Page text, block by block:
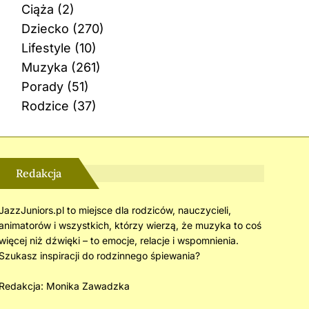
Ciąża (2)
Dziecko (270)
Lifestyle (10)
Muzyka (261)
Porady(51)
Rodzice (37)
Redakcja
to miejsce dla rodziców, nauczycieli,
i wszystkich, którzy wierzą, że muzyka to coś
niż dźwięki – to emocje, relacje i wspomnienia.
inspiracji do rodzinnego śpiewania?
Monika Zawadzka